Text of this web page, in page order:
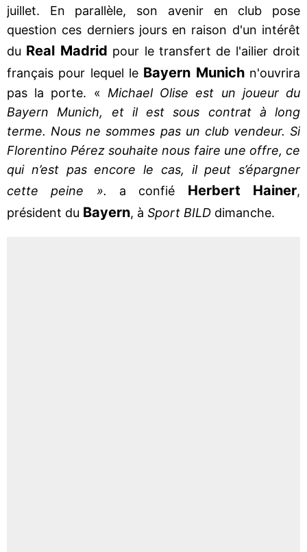
juillet. En parallèle, son avenir en club pose
question ces derniers jours en raison d'un intérêt
du Real Madrid pour le transfert de l'ailier droit
français pour lequel le Bayern Munich n'ouvrira
pas la porte. « Michael Olise est un joueur du
Bayern Munich, et il est sous contrat à long
terme. Nous ne sommes pas un club vendeur. Si
Florentino Pérez souhaite nous faire une offre, ce
qui n’est pas encore le cas, il peut s’épargner
cette peine ». a confié Herbert Hainer,
président du Bayern, à Sport BILD dimanche.